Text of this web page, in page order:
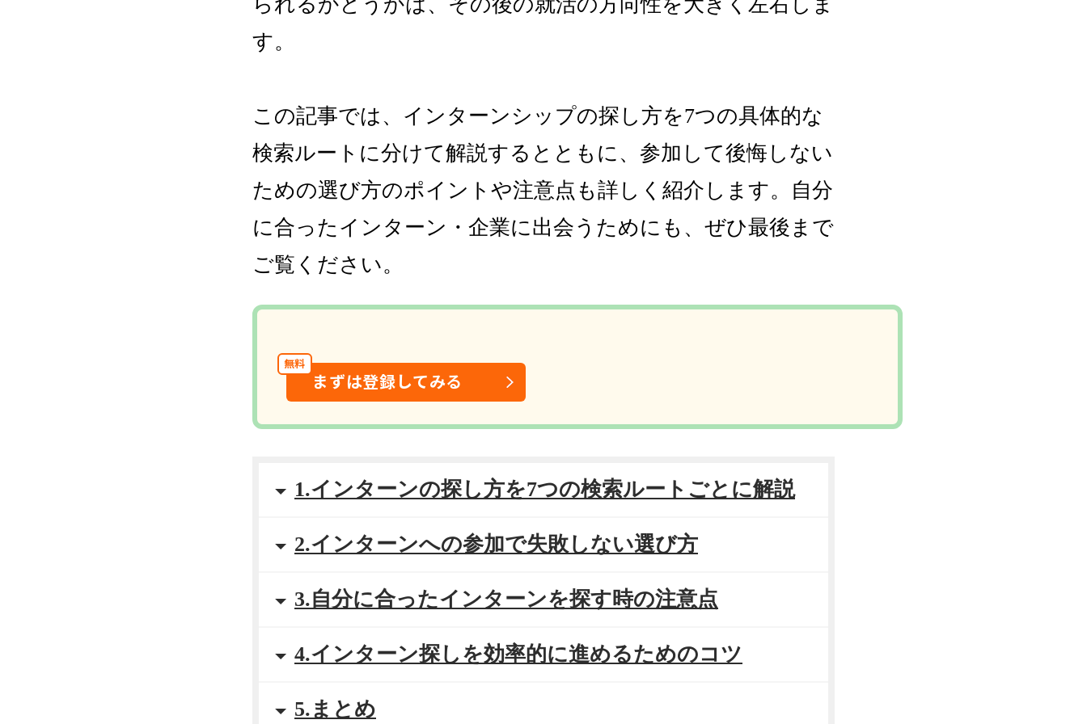
す。
この記事では、インターンシップの探し方を7つの具体的な
検索ルートに分けて解説するとともに、参加して後悔しない
ための選び方のポイントや注意点も詳しく紹介します。自分
に合ったインターン・企業に出会うためにも、ぜひ最後まで
ご覧ください。
無料
まずは登録してみる
1.インターンの探し方を7つの検索ルートごとに解説
2.インターンへの参加で失敗しない選び方
3.自分に合ったインターンを探す時の注意点
4.インターン探しを効率的に進めるためのコツ
5.まとめ